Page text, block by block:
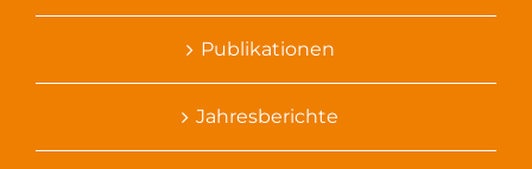
Publikationen
Jahresberichte